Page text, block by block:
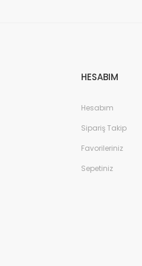
HESABIM
Hesabım
Sipariş Takip
Favorileriniz
Sepetiniz